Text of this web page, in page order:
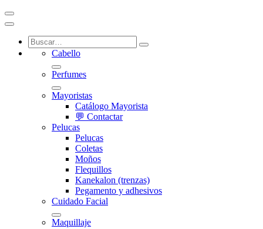
Cabello
Perfumes
Mayoristas
Catálogo Mayorista
💬 Contactar
Pelucas
Pelucas
Coletas
Moños
Flequillos
Kanekalon (trenzas)
Pegamento y adhesivos
Cuidado Facial
Maquillaje